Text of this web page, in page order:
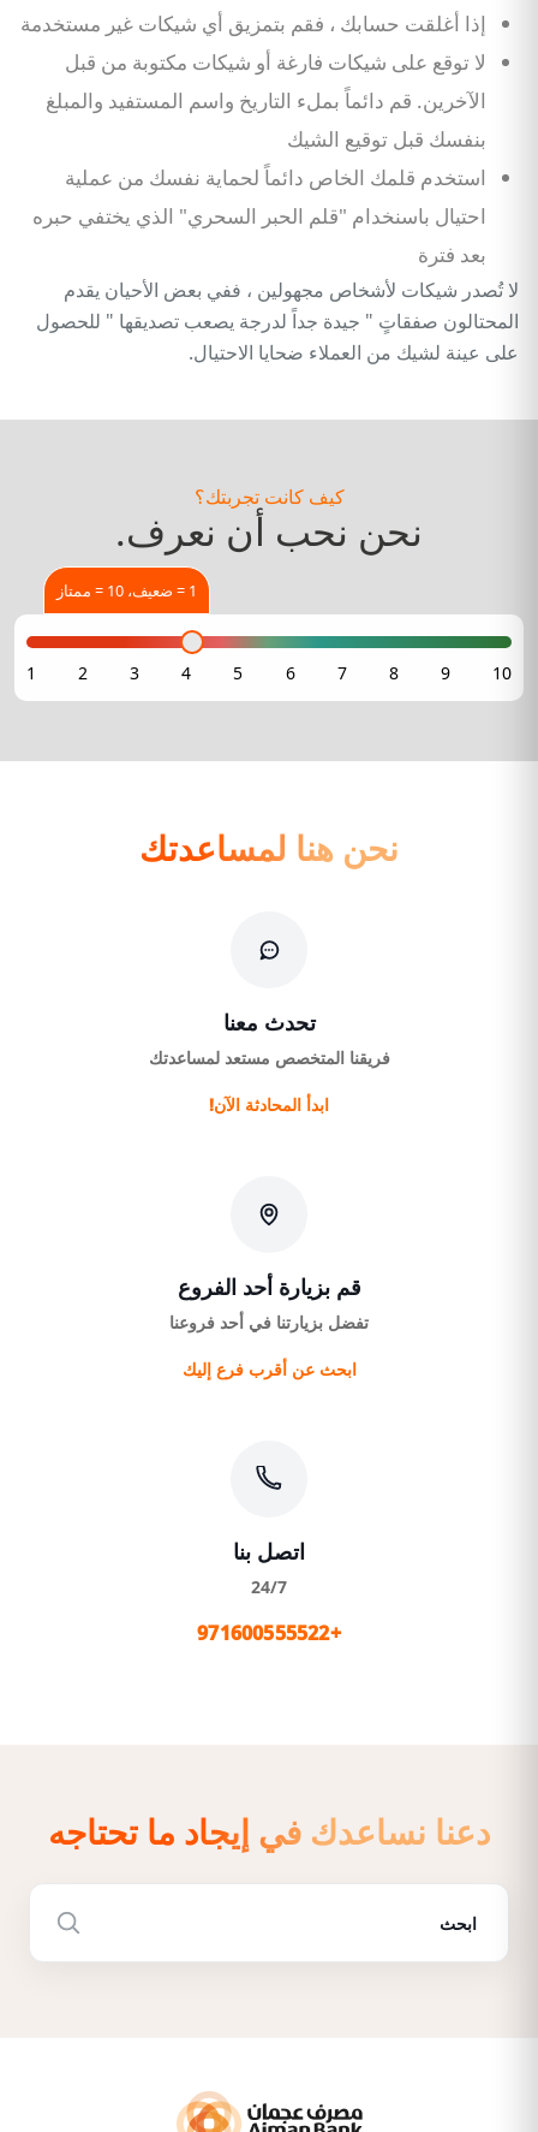
إذا أغلقت حسابك ، فقم بتمزيق أي شيكات غير مستخدمة
لا توقع على شيكات فارغة أو شيكات مكتوبة من قبل
الآخرين. قم دائماً بملء التاريخ واسم المستفيد والمبلغ
بنفسك قبل توقيع الشيك
استخدم قلمك الخاص دائماً لحماية نفسك من عملية
احتيال باسنخدام "قلم الحبر السحري" الذي يختفي حبره
بعد فترة
لا تُصدر شيكات لأشخاص مجهولين ، ففي بعض الأحيان يقدم
المحتالون صفقاتٍ " جيدة جداً لدرجة يصعب تصديقها " للحصول
على عينة لشيك من العملاء ضحايا الاحتيال.
كيف كانت تجربتك؟
نحن نحب أن نعرف.
1 = ضعيف، 10 = ممتاز
نحن هنا لمساعدتك
تحدث معنا
فريقنا المتخصص مستعد لمساعدتك
ابدأ المحادثة الآن!
قم بزيارة أحد الفروع
تفضل بزيارتنا في أحد فروعنا
ابحث عن أقرب فرع إليك
اتصل بنا
24/7
+971600555522
دعنا نساعدك في إيجاد ما تحتاجه